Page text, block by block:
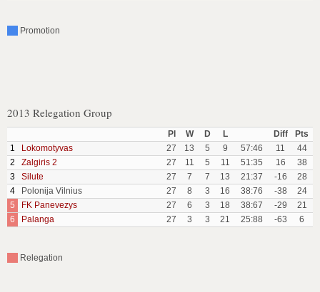
Promotion
2013 Relegation Group
Pl W D L Diff
Pts
1
Lokomotyvas 27 13 5 9 57:46 11
44
2
Zalgiris 2 27 11 5 11 51:35 16
38
3
Silute 27 7 7 13 21:37 -16
28
4
Polonija Vilnius 27 8 3 16 38:76 -38
24
5
FK Panevezys 27 6 3 18 38:67 -29
21
6
Palanga 27 3 3 21 25:88 -63 6
Relegation